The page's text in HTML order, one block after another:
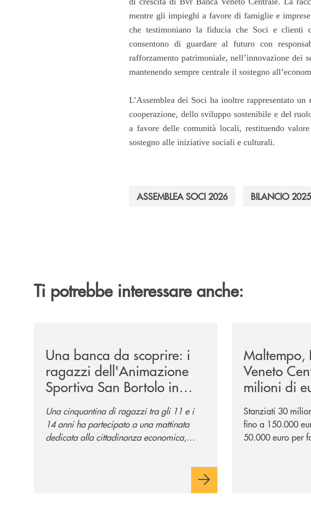
mentre gli impieghi a favore di famiglie e
che testimoniano la fiducia che Soci e clienti
consentono di guardare al futuro con
rafforzamento patrimoniale, nell’innovazione dei
mantenendo sempre centrale il sostegno
L’Assemblea dei Soci ha inoltre rappresentato
cooperazione, dello sviluppo sostenibile e del
a favore delle comunità locali, restituendo
sostegno alle iniziative sociali e culturali.
ASSEMBLEA SOCI 2026 BILANCIO 2025
Ti potrebbe interessare anche:
Una banca da scoprire: i
ragazzi dell'Animazione
Sportiva San Bortolo in
visita alla filiale di Corso
del Popolo
Una cinquantina di ragazzi tra gli 11 e i
14 anni ha partecipato a una mattinata
dedicata alla cittadinanza economica,
Maltempo,
Veneto
milioni di
ripartenza
imprese
Stanziati 30
fino a 150.000
50.000 euro per